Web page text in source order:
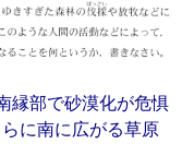
縁部で砂漠化が危惧
に南に広がる草原